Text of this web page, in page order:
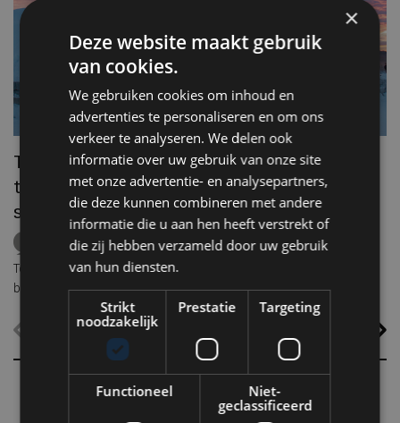
Te heet? In Zweeds Lapland slaap je ook
tijdens een hittegolf gewoon tussen ijs en
sneeuw
ICEHOTEL Zweden Lapland
middernachtzon
summer travel
Arctische reizen
Terwijl grote delen van Europa zuchten onder hoge temperaturen,
biedt ICEHOTEL in het Zweedse Jukkasjärvi een verrassend
alternatief. DankzijICEHOTEL 365blijft het iconische ijshotel het
hele jaar geopend, waardoor gasten zelfs midden in de zomer
kunnen overnachten in met de hand uit ijs vervaardigde Art Suites.
×
Deze website maakt gebruik
van cookies.
We gebruiken cookies om inhoud en
advertenties te personaliseren en om ons
verkeer te analyseren. We delen ook
informatie over uw gebruik van onze site
met onze advertentie- en analysepartners,
die deze kunnen combineren met andere
informatie die u aan hen heeft verstrekt of
die zij hebben verzameld door uw gebruik
van hun diensten.
Strikt
noodzakelijk
Prestatie Targeting
Functioneel
Niet-
geclassificeerd